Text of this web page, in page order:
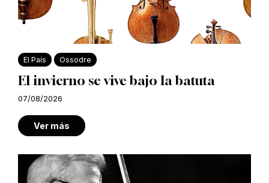
El País Ossodre
El invierno se vive bajo la batuta
07/08/2026
Ver más